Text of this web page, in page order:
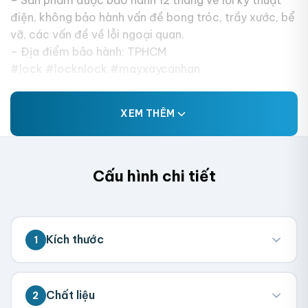
điện, không bảo hành vấn đề bong tróc, trầy xước, bể
vỡ, các vấn đề về lỗi ngoại quan.
– Địa điểm bảo hành: TPHCM
#lock #locknlock #mayxaycanhan
XEM THÊM
Cấu hình chi tiết
1 Kích thước
💡 Đo kích thước bên trong hộp (nơi chứa
sản phẩm). Chúng tôi sẽ tính toán kích
2 Chất liệu